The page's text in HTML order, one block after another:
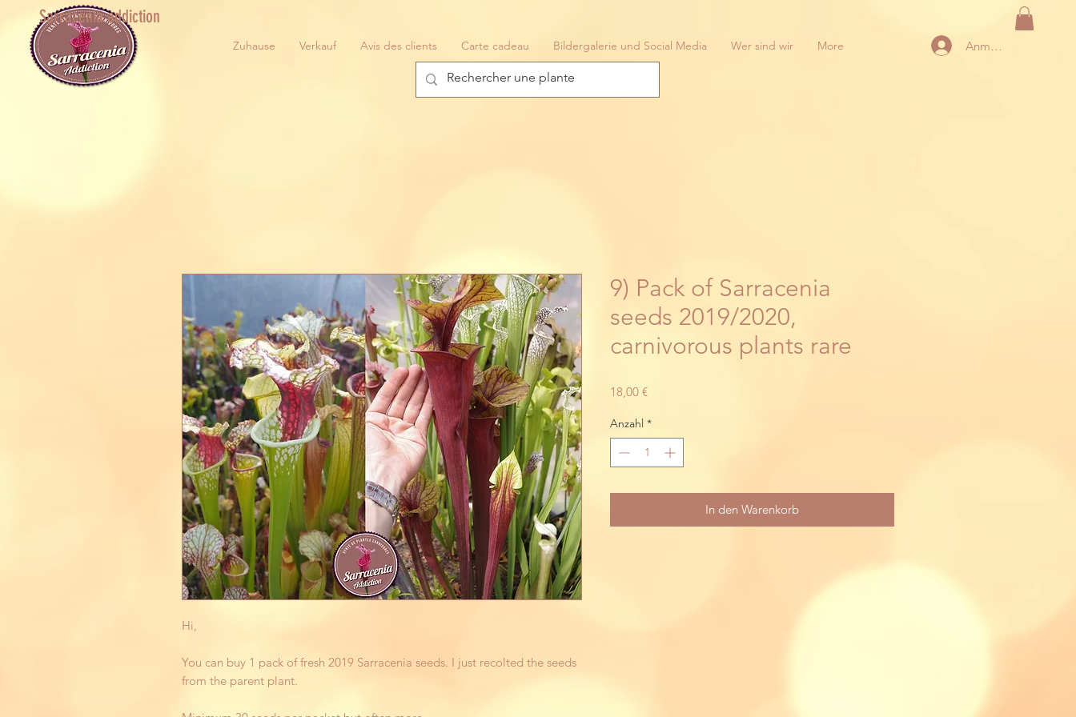
Sarracenia addiction
Zuhause Verkauf Avis des clients Carte cadeau Bildergalerie und Social Media Wer sind wir More Anmelden
Hi,
You can buy 1 pack of fresh 2019 Sarracenia seeds. I just recolted the seeds
from the parent plant.
9) Pack of Sarracenia
seeds 2019/2020,
carnivorous plants rare
18,00 €Preis
Anzahl *
In den Warenkorb